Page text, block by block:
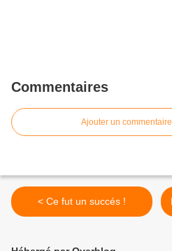
Commentaires
Ajouter un commentaire
< Ce fut un succés !